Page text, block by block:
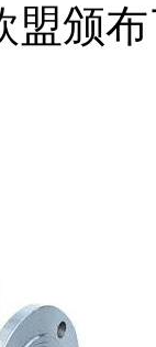
盟颁